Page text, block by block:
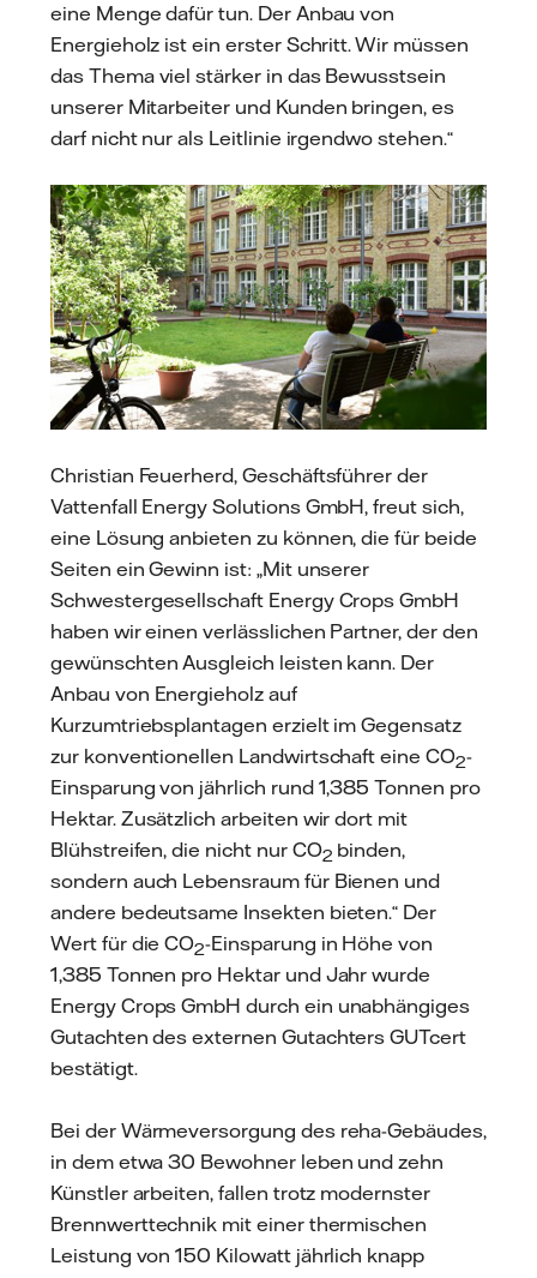
eine Menge dafür tun. Der Anbau von
Energieholz ist ein erster Schritt. Wir müssen
das Thema viel stärker in das Bewusstsein
unserer Mitarbeiter und Kunden bringen, es
darf nicht nur als Leitlinie irgendwo stehen.“
Christian Feuerherd, Geschäftsführer der
Vattenfall Energy Solutions GmbH, freut sich,
eine Lösung anbieten zu können, die für beide
Seiten ein Gewinn ist: „Mit unserer
Schwestergesellschaft Energy Crops GmbH
haben wir einen verlässlichen Partner, der den
gewünschten Ausgleich leisten kann. Der
Anbau von Energieholz auf
Kurzumtriebsplantagen erzielt im Gegensatz
zur konventionellen Landwirtschaft eine CO2-
Einsparung von jährlich rund 1,385 Tonnen pro
Hektar. Zusätzlich arbeiten wir dort mit
Blühstreifen, die nicht nur CO2 binden,
sondern auch Lebensraum für Bienen und
andere bedeutsame Insekten bieten.“ Der
Wert für die CO2-Einsparung in Höhe von
1,385 Tonnen pro Hektar und Jahr wurde
Energy Crops GmbH durch ein unabhängiges
Gutachten des externen Gutachters GUTcert
bestätigt.
Bei der Wärmeversorgung des reha-Gebäudes,
in dem etwa 30 Bewohner leben und zehn
Künstler arbeiten, fallen trotz modernster
Brennwerttechnik mit einer thermischen
Leistung von 150 Kilowatt jährlich knapp